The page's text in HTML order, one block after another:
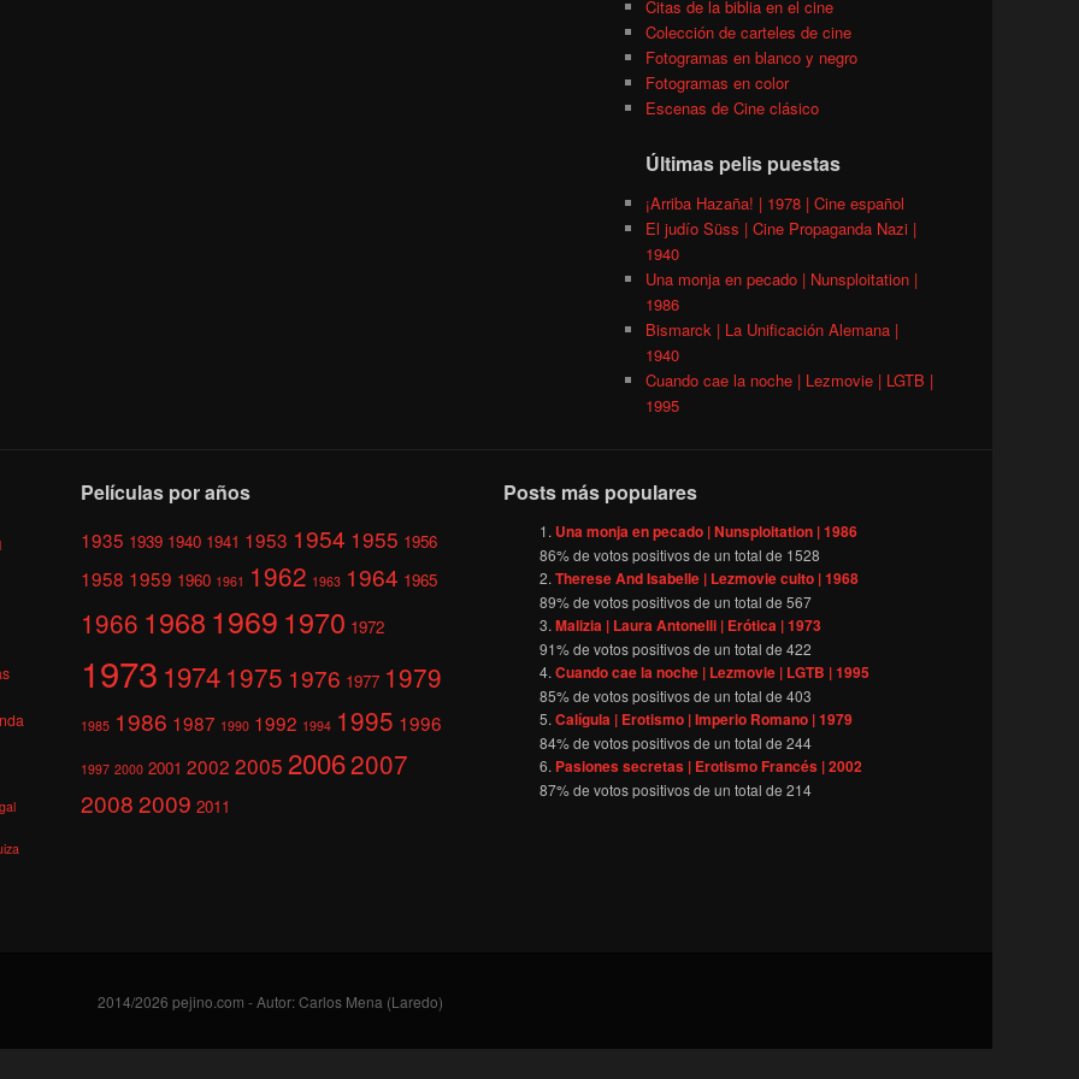
Citas de la biblia en el cine
Colección de carteles de cine
Fotogramas en blanco y negro
Fotogramas en color
Escenas de Cine clásico
Últimas pelis puestas
¡Arriba Hazaña! | 1978 | Cine español
El judío Süss | Cine Propaganda Nazi |
1940
Una monja en pecado | Nunsploitation |
1986
Bismarck | La Unificación Alemana |
1940
Cuando cae la noche | Lezmovie | LGTB |
1995
Películas por años
1935 1939 1940 1941 1953 1954 1955 1956
1958 1959 1960 1961 1962 1963 1964 1965
1966 1968 1969 1970 1972
1973 1974 1975 1976 1977 1979
1985 1986 1987 1990 1992 1994 1995 1996
1997 2000 2001 2002 2005 20062007
20082009 2011
Posts más populares
Una monja en pecado | Nunsploitation | 1986
86% de votos positivos de un total de 1528
Therese And Isabelle | Lezmovie culto | 1968
89% de votos positivos de un total de567
Malizia | Laura Antonelli | Erótica | 1973
91% de votos positivos de un total de422
Cuando cae la noche | Lezmovie | LGTB | 1995
85% de votos positivos de un total de403
Calígula | Erotismo | Imperio Romano | 1979
84% de votos positivos de un total de244
Pasiones secretas | Erotismo Francés | 2002
87% de votos positivos de un total de214
2014/2026 pejino.com - Autor: Carlos Mena (Laredo)